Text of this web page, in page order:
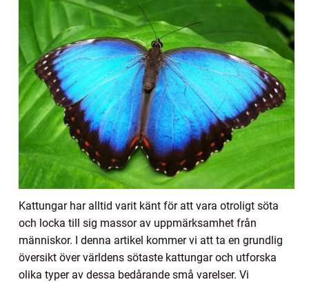
Kattungar har alltid varit känt för att vara otroligt söta
och locka till sig massor av uppmärksamhet från
människor. I denna artikel kommer vi att ta en grundlig
översikt över världens sötaste kattungar och utforska
olika typer av dessa bedårande små varelser. Vi